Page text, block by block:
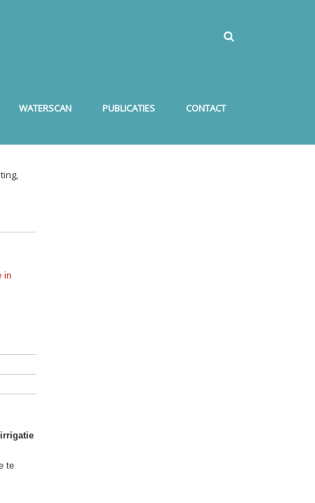
WATERSCAN PUBLICATIES CONTACT
in
te